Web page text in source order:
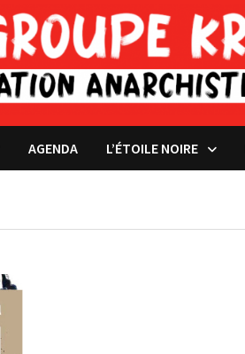
AGENDA L’ÉTOILE NOIRE